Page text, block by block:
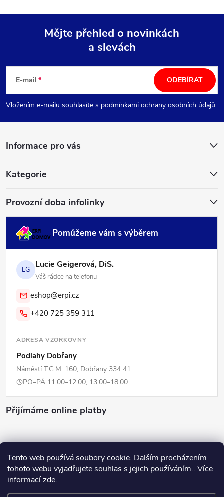
Tento web používá soubory cookie. Dalším procházením
tohoto webu vyjadřujete souhlas s jejich používáním.. Více
informacízde.
p
a
Mějte přehled o novinkách
a slevách
E-mail
Vložením e-mailu souhlasíte s podmínkami ochrany osobních údajů
ODEBÍRAT
Informace pro vás
Kategorie
Provozní doba infolinky
Pomůžeme vám s výběrem
LG Lucie Geigerová, DiS.
Váš rádce na telefonu
eshop@erpi.cz
+420 725 359 311
ADRESA VZORKOVNY
Podlahy Dobřany
Náměstí T.G.M. 160, Dobřany 334 41
PO–PÁ 11:00–12:00, 13:00–18:00
Přijímáme online platby
Copyright 2026ERPI - Domov. Všechna práva vyhrazena.Upravit